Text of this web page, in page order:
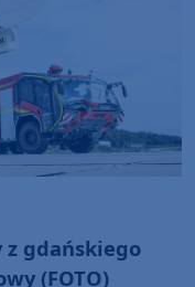
z gdańskiego
(FOTO)